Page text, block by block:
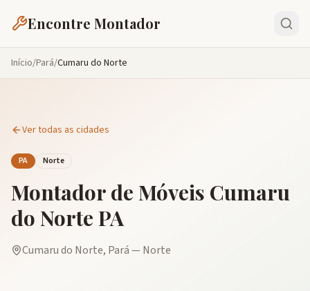
Encontre Montador
Início/Pará/Cumaru do Norte
Ver todas as cidades
PA Norte
Montador de Móveis Cumaru
do Norte PA
Cumaru do Norte, Pará— Norte